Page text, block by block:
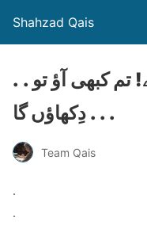
Shahzad Qais
. . آئینے سے صنم تراشا ہے! تم کبھی آؤ تو
دِکھاؤں گا . . .
Team Qais
.
.